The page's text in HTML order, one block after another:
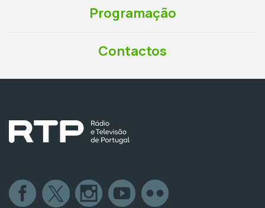
Programação
Contactos